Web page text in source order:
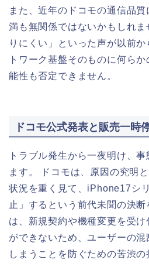
また、近年のドコモの通信品
満も無関係ではないかもしれ
りにくい」といった声が以前
トワーク基盤そのものに何ら
能性も否定できません。
ドコモ公式発表と販売一時
トラブル発生から一夜明け、
ます。 ドコモは、原因の究明
状況を重く見て、iPhone17シ
止」するという前代未聞の決
は、新規契約や機種変更を受
ができないため、ユーザーの
しまうことを防ぐための苦渋の